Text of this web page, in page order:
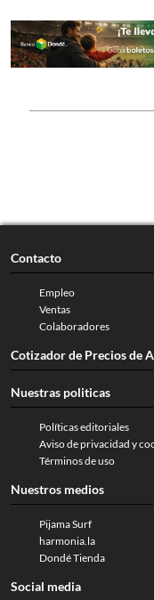
Contacto
Empleo
Ventas
Colaboradores
Cotizador de Precios de
Nuestras politicas
Políticas editoriales
Aviso de privacidad y
Términos de uso
Nuestros medios
Pijama Surf
harmonia.la
Dondé Tienda
Social media